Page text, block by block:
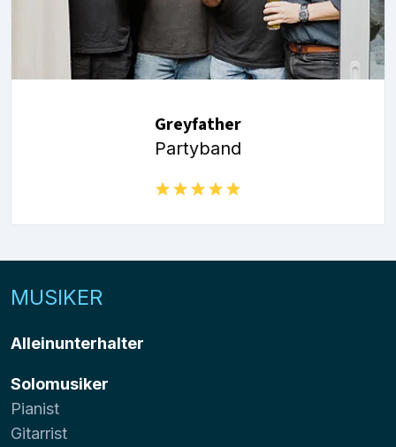
Greyfather
Partyband
MUSIKER
Alleinunterhalter
Solomusiker
Pianist
Gitarrist